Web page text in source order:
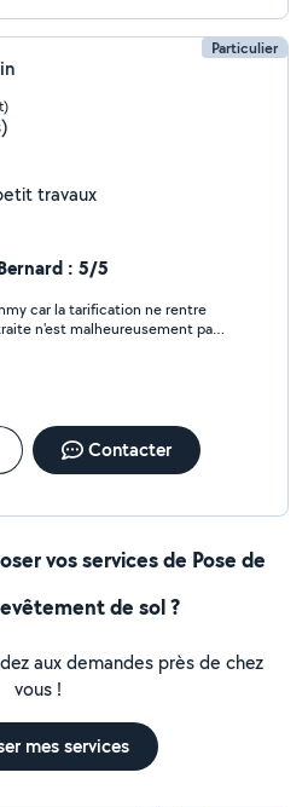
Particulier
travaux
: 5/5
car la tarification ne rentre
n'est malheureusement pas
Contacter
vos services de Pose de
de sol ?
aux demandes près de chez
vous !
mes services